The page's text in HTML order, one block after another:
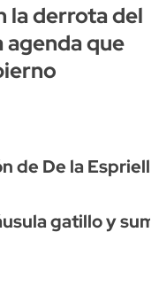
la derrota del
agenda que
de De la
gatillo y